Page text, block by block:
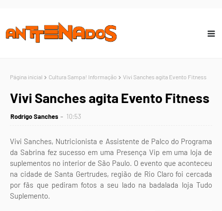
Página inicial Cultura Sampa! Informação Vivi Sanches agita Evento Fitness
Vivi Sanches agita Evento Fitness
Rodrigo Sanches 10:53
Vivi Sanches, Nutricionista e Assistente de Palco do Programa
da Sabrina fez sucesso em uma Presença Vip em uma loja de
suplementos no interior de São Paulo. O evento que aconteceu
na cidade de Santa Gertrudes, região de Rio Claro foi cercada
por fãs que pediram fotos a seu lado na badalada loja Tudo
Suplemento.